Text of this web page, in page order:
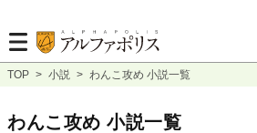
TOP > 小説 > わんこ攻め 小説一覧
わんこ攻め 小説一覧